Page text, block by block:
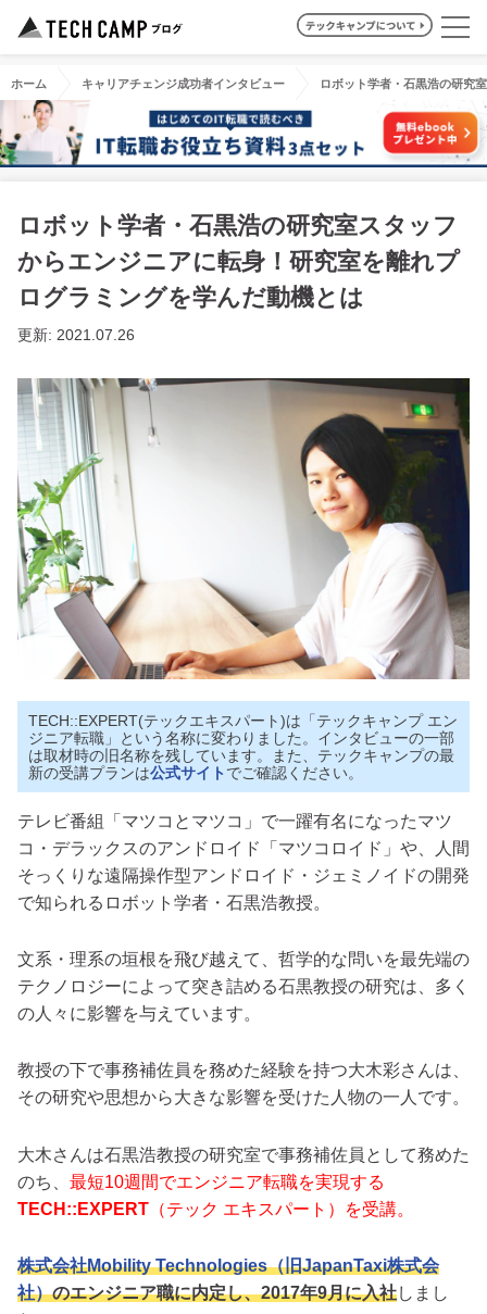
ホーム キャリアチェンジ成功者インタビュー ロボット学者・石黒浩の研究
ロボット学者・石黒浩の研究室スタッフ
からエンジニアに転身！研究室を離れプ
ログラミングを学んだ動機とは
更新: 2021.07.26
TECH::EXPERT(テックエキスパート)は「テックキャンプ エン
ジニア転職」という名称に変わりました。インタビューの一部
は取材時の旧名称を残しています。また、テックキャンプの最
新の受講プランは公式サイト でご確認ください。
テレビ番組「マツコとマツコ」で一躍有名になったマツ
コ・デラックスのアンドロイド「マツコロイド」や、人間
そっくりな遠隔操作型アンドロイド・ジェミノイドの開発
で知られるロボット学者・石黒浩教授。
文系・理系の垣根を飛び越えて、哲学的な問いを最先端の
テクノロジーによって突き詰める石黒教授の研究は、多く
の人々に影響を与えています。
教授の下で事務補佐員を務めた経験を持つ大木彩さんは、
その研究や思想から大きな影響を受けた人物の一人です。
大木さんは石黒浩教授の研究室で事務補佐員として務めた
のち、 最短10週間でエンジニア転職を実現する
TECH::EXPERT （テック エキスパート）を受講。
株式会社Mobility Technologies（旧JapanTaxi株式会
社）のエンジニア職に内定し、2017年9月に入社しまし